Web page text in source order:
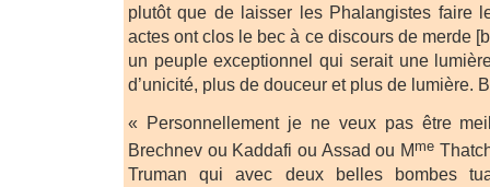
plutôt que de laisser les Phalangistes faire
actes ont clos le bec à ce discours de merde
un peuple exceptionnel qui serait une
d’unicité, plus de douceur et plus de lumière.
« Personnellement je ne veux pas être
Brechnev ou Kaddafi ou Assad ou Mme
Truman qui avec deux belles bombes